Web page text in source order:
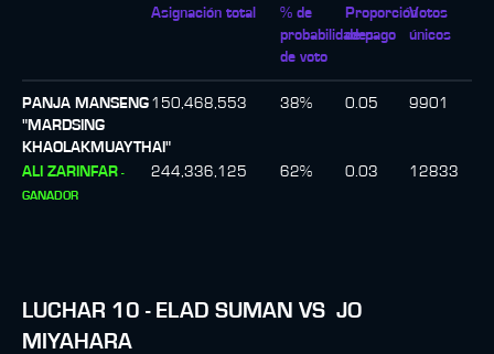
Asignación total
% de
probabilidades
de voto
Proporción
de pago
Votos
únicos
PANJA MANSENG
"MARDSING
KHAOLAKMUAYTHAI"
150,468,553 38% 0.05 9901
ALI ZARINFAR -
GANADOR
244,336,125 62% 0.03 12833
LUCHAR 10 - ELAD SUMAN VS JO
MIYAHARA